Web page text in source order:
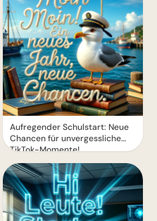
Aufregender Schulstart: Neue
Chancen für unvergessliche
TikTok-Momente!